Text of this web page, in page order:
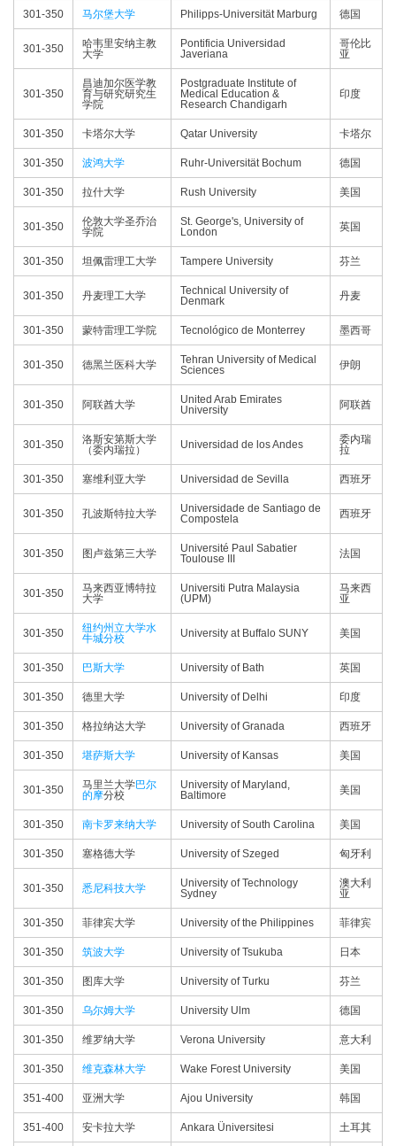
301-350 马尔堡大学 Philipps-Universität Marburg 德国
301-350
哈韦里安纳主教
大学
Pontificia Universidad
Javeriana
哥伦比
亚
301-350
昌迪加尔医学教
育与研究研究生
学院
Postgraduate Institute of
Medical Education &
Research Chandigarh
印度
301-350 卡塔尔大学 Qatar University 卡塔尔
301-350 波鸿大学 Ruhr-Universität Bochum 德国
301-350 拉什大学 Rush University 美国
301-350
伦敦大学圣乔治
学院
St. George's, University of
London
英国
301-350 坦佩雷理工大学 Tampere University 芬兰
301-350 丹麦理工大学
Technical University of
Denmark
丹麦
301-350 蒙特雷理工学院 Tecnológico de Monterrey 墨西哥
301-350 德黑兰医科大学
Tehran University of Medical
Sciences
伊朗
301-350 阿联酋大学
United Arab Emirates
University
阿联酋
301-350
洛斯安第斯大学
（委内瑞拉）
Universidad de los Andes
委内瑞
拉
301-350 塞维利亚大学 Universidad de Sevilla 西班牙
301-350 孔波斯特拉大学
Universidade de Santiago de
Compostela
西班牙
301-350 图卢兹第三大学
Université Paul Sabatier
Toulouse III
法国
301-350
马来西亚博特拉
大学
Universiti Putra Malaysia
(UPM)
马来西
亚
301-350
纽约州立大学水
牛城分校
University at Buffalo SUNY 美国
301-350 巴斯大学 University of Bath 英国
301-350 德里大学 University of Delhi 印度
301-350 格拉纳达大学 University of Granada 西班牙
301-350 堪萨斯大学 University of Kansas 美国
301-350 马里兰大学巴尔
的摩分校
University of Maryland,
Baltimore
美国
301-350 南卡罗来纳大学 University of South Carolina 美国
301-350 塞格德大学 University of Szeged 匈牙利
301-350 悉尼科技大学
University of Technology
Sydney
澳大利
亚
301-350 菲律宾大学 University of the Philippines 菲律宾
301-350 筑波大学 University of Tsukuba 日本
301-350 图库大学 University of Turku 芬兰
301-350 乌尔姆大学 University Ulm 德国
301-350 维罗纳大学 Verona University 意大利
301-350 维克森林大学 Wake Forest University 美国
351-400 亚洲大学 Ajou University 韩国
351-400 安卡拉大学 Ankara Üniversitesi 土耳其